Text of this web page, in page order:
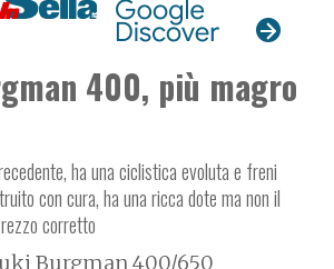
400, più magro
ha una ciclistica evoluta e freni
con cura, ha una ricca dote ma non il
corretto
Burgman 400/650